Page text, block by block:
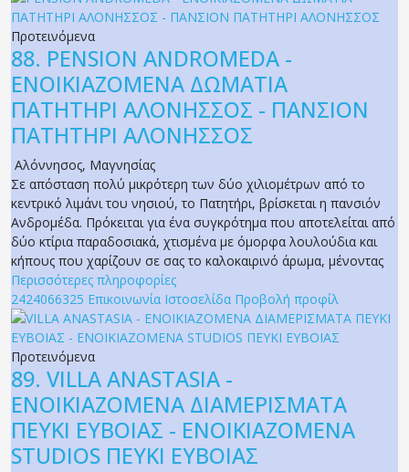
Προτεινόμενα
88. PENSION ANDROMEDA -
ΕΝΟΙΚΙΑΖΟΜΕΝΑ ΔΩΜΑΤΙΑ
ΠΑΤΗΤΗΡΙ ΑΛΟΝΗΣΣΟΣ - ΠΑΝΣΙΟΝ
ΠΑΤΗΤΗΡΙ ΑΛΟΝΗΣΣΟΣ
Αλόννησος, Μαγνησίας
Σε απόσταση πολύ μικρότερη των δύο χιλιομέτρων από το
κεντρικό λιμάνι του νησιού, το Πατητήρι, βρίσκεται η πανσιόν
Ανδρομέδα. Πρόκειται για ένα συγκρότημα που αποτελείται από
δύο κτίρια παραδοσιακά, χτισμένα με όμορφα λουλούδια και
κήπους που χαρίζουν σε σας το καλοκαιρινό άρωμα, μένοντας
Περισσότερες πληροφορίες
2424066325 Επικοινωνία Ιστοσελίδα Προβολή προφίλ
Προτεινόμενα
89. VILLA ANASTASIA -
ΕΝΟΙΚΙΑΖΟΜΕΝΑ ΔΙΑΜΕΡΙΣΜΑΤΑ
ΠΕΥΚΙ ΕΥΒΟΙΑΣ - ΕΝΟΙΚΙΑΖΟΜΕΝΑ
STUDIOS ΠΕΥΚΙ ΕΥΒΟΙΑΣ